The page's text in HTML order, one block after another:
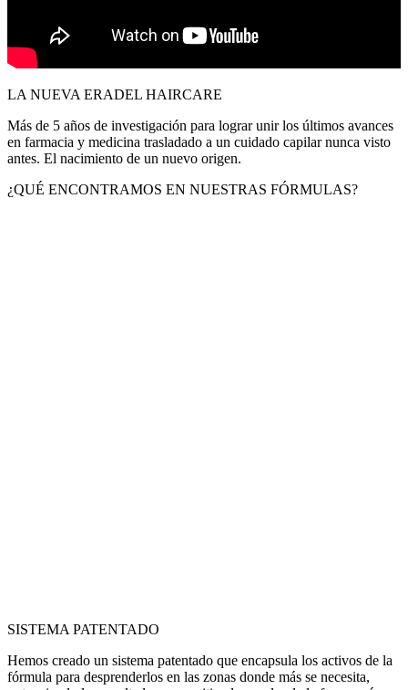
LA NUEVA ERADEL HAIRCARE
Más de 5 años de investigación para lograr unir los últimos avances
en farmacia y medicina trasladado a un cuidado capilar nunca visto
antes. El nacimiento de un nuevo origen.
¿QUÉ ENCONTRAMOS EN NUESTRAS FÓRMULAS?
SISTEMA PATENTADO
Hemos creado un sistema patentado que encapsula los activos de la
fórmula para desprenderlos en las zonas donde más se necesita,